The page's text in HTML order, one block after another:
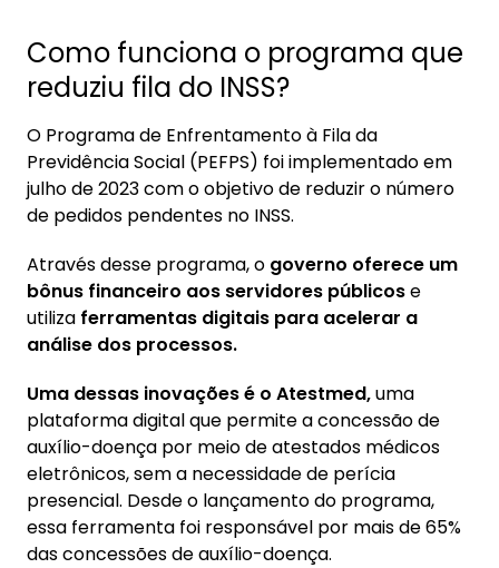
Como funciona o programa que
reduziu fila do INSS?
O Programa de Enfrentamento à Fila da
Previdência Social (PEFPS) foi implementado em
julho de 2023 com o objetivo de reduzir o número
de pedidos pendentes no INSS.
Através desse programa, o governo oferece um
bônus financeiro aos servidores públicose
utiliza ferramentas digitais para acelerar a
análise dos processos.
Uma dessas inovações é o Atestmed,uma
plataforma digital que permite a concessão de
auxílio-doença por meio de atestados médicos
eletrônicos, sem a necessidade de perícia
presencial. Desde o lançamento do programa,
essa ferramenta foi responsável por mais de 65%
das concessões de auxílio-doença.